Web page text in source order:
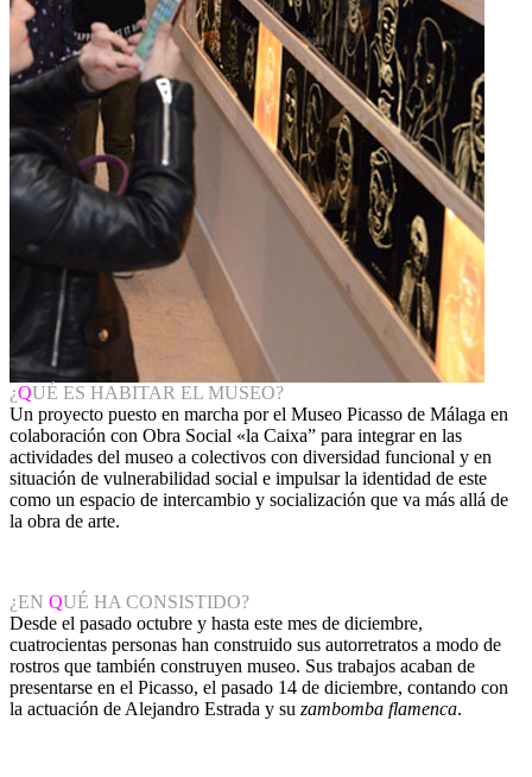
¿QUÉ ES HABITAR EL MUSEO?
Un proyecto puesto en marcha por el Museo Picasso de Málaga en
colaboración con Obra Social «la Caixa” para integrar en las
actividades del museo a colectivos con diversidad funcional y en
situación de vulnerabilidad social e impulsar la identidad de este
como un espacio de intercambio y socialización que va más allá de
la obra de arte.
¿EN QUÉ HA CONSISTIDO?
Desde el pasado octubre y hasta este mes de diciembre,
cuatrocientas personas han construido sus autorretratos a modo de
rostros que también construyen museo. Sus trabajos acaban de
presentarse en el Picasso, el pasado 14 de diciembre, contando con
la actuación de Alejandro Estrada y su zambomba flamenca.